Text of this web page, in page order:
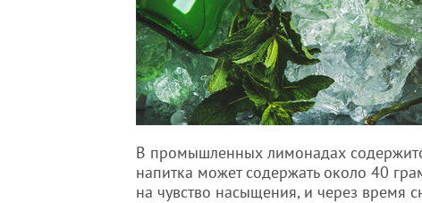
В промышленных лимонадах
напитка может содержать около 40
на чувство насыщения, и через время